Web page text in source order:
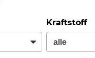
Kraftstoff